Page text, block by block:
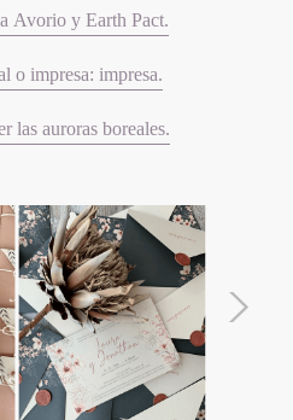
Avorio y Earth Pact.
o impresa: impresa.
las auroras boreales.